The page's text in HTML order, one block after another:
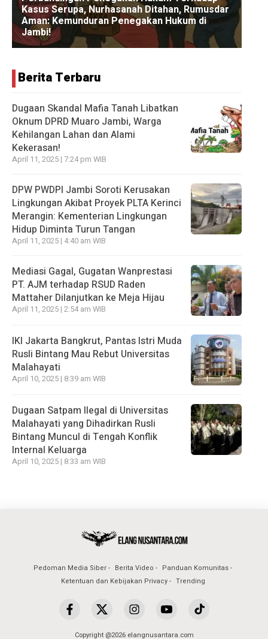
Berita Terbaru
Dugaan Skandal Mafia Tanah Libatkan
Oknum DPRD Muaro Jambi, Warga
Kehilangan Lahan dan Alami
Kekerasan!
April 11, 2025 | 7:24 pm WIB
DPW PWDPI Jambi Soroti Kerusakan
Lingkungan Akibat Proyek PLTA Kerinci
Merangin: Kementerian Lingkungan
Hidup Diminta Turun Tangan
April 11, 2025 | 4:40 am WIB
Mediasi Gagal, Gugatan Wanprestasi
PT. AJM terhadap RSUD Raden
Mattaher Dilanjutkan ke Meja Hijau
April 11, 2025 | 2:54 am WIB
IKI Jakarta Bangkrut, Pantas Istri Muda
Rusli Bintang Mau Rebut Universitas
Malahayati
April 10, 2025 | 8:39 am WIB
Dugaan Satpam Ilegal di Universitas
Malahayati yang Dihadirkan Rusli
Bintang Muncul di Tengah Konflik
Internal Keluarga
April 10, 2025 | 8:33 am WIB
Pedoman Media Siber Berita Video
Panduan Komunitas
Ketentuan dan Kebijakan Privacy
Trending
Copyright @2026 elangnusantara.com